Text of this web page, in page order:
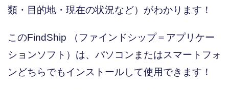
類・目的地・現在の状況など）がわかります！
このFindShip （ファインドシップ＝アプリケー
ションソフト）は、パソコンまたはスマートフォ
ンどちらでもインストールして使用できます！